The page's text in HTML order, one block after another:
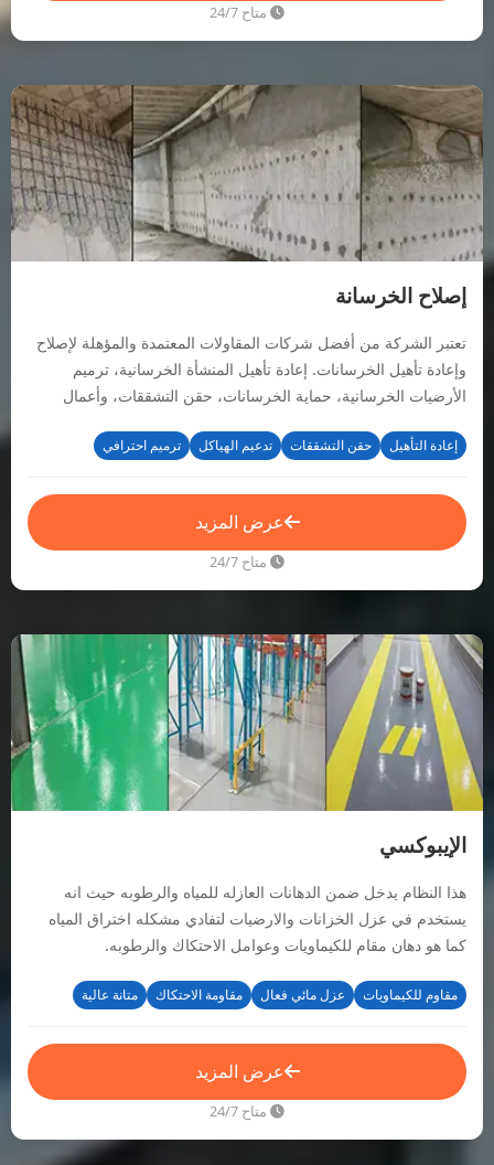
متاح 24/7
إصلاح الخرسانة
تعتبر الشركة من أفضل شركات المقاولات المعتمدة والمؤهلة لإصلاح
وإعادة تأهيل الخرسانات. إعادة تأهيل المنشأة الخرسانية، ترميم
الأرضيات الخرسانية، حماية الخرسانات، حقن التشققات، وأعمال
إعادة التأهيل حقن التشققات تدعيم الهياكل ترميم احترافي
عرض المزيد
متاح 24/7
الإيبوكسي
هذا النظام يدخل ضمن الدهانات العازله للمياه والرطوبه حيث انه
يستخدم في عزل الخزانات والارضيات لتفادي مشكله اختراق المياه
كما هو دهان مقام للكيماويات وعوامل الاحتكاك والرطوبه.
مقاوم للكيماويات عزل مائي فعال مقاومة الاحتكاك متانة عالية
عرض المزيد
متاح 24/7